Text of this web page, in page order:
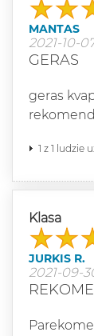
MANTAS
2021-10-
GERAS
geras
1 z 1 ludzie
Klasa
JURKIS R.
2021-09-